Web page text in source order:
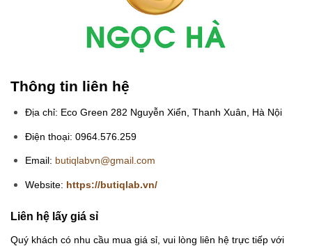
Thông tin liên hệ
Địa chỉ: Eco Green 282 Nguyễn Xiển, Thanh Xuân, Hà Nội
Điện thoại: 0964.576.259
Email: butiqlabvn@gmail.com
Website: https://butiqlab.vn/
Liên hệ lấy giá sỉ
Quý khách có nhu cầu mua giá sỉ, vui lòng liên hệ trực tiếp với